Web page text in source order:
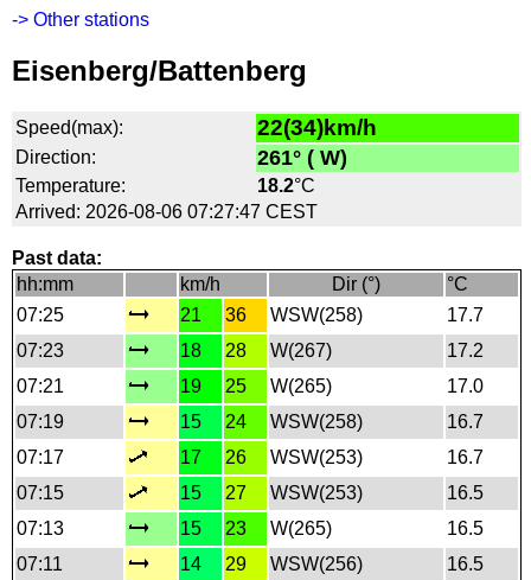
-> Other stations
Eisenberg/Battenberg
Speed(max): 22(34)km/h
Direction: 261° ( W)
Temperature: 18.2°C
Arrived: 2026-08-06 07:27:47 CEST
Past data:
hh:mm
km/h Dir (°)
°C
07:25
21 36 WSW(258)
17.7
07:23
18 28 W(267)
17.2
07:21
19 25 W(265)
17.0
07:19
15 24 WSW(258)
16.7
07:17
17 26 WSW(253)
16.7
07:15
15 27 WSW(253)
16.5
07:13
15 23 W(265)
16.5
07:11
14 29 WSW(256)
16.5